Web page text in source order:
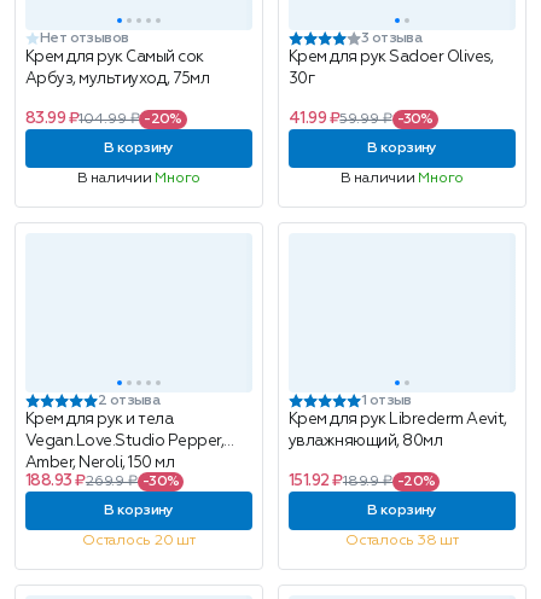
Нет отзывов
Крем для рук Самый сок
Арбуз, мультиуход, 75мл
83.99 ₽104.99 ₽ -20%
В корзину
В наличии Много
3 отзыва
Крем для рук Sadoer Olives,
30г
41.99 ₽59.99 ₽ -30%
В корзину
В наличии Много
2 отзыва
Крем для рук и тела
Vegan.Love.Studio Pepper,
Amber, Neroli, 150 мл
188.93 ₽269.9 ₽ -30%
В корзину
Осталось 20 шт
1 отзыв
Крем для рук Librederm Aevit,
увлажняющий, 80мл
151.92 ₽189.9 ₽ -20%
В корзину
Осталось 38 шт